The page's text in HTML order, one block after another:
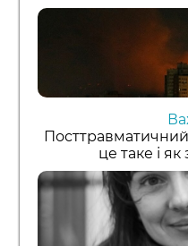
це таке і